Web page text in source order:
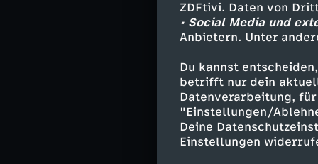
ZDFtivi. Daten von
• Social Media und
Anbietern. Unter
Du kannst
betrifft nur dein
Datenverarbeitung,
"Einstellungen/
Deine
Einstellungen
Kim Nowak -
Dagmar
Ralf
Conny
Felix Laimer
Dr. Miriam
Prof. Rossi -
und andere -